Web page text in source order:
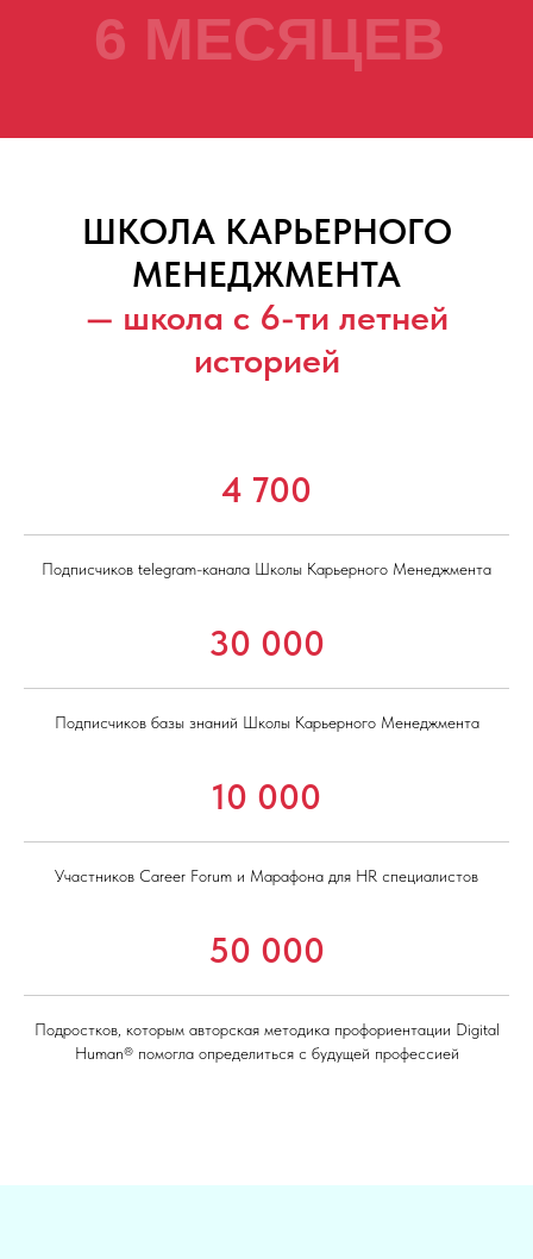
6 МЕСЯЦЕВ
ШКОЛА КАРЬЕРНОГО
МЕНЕДЖМЕНТА
— школа с 6-ти летней
историей
4 700
Подписчиков telegram-канала Школы Карьерного Менеджмента
30 000
Подписчиков базы знаний Школы Карьерного Менеджмента
10 000
Участников Career Forum и Марафона для HR специалистов
50 000
Подростков, которым авторская методика профориентации Digital
Human® помогла определиться с будущей профессией